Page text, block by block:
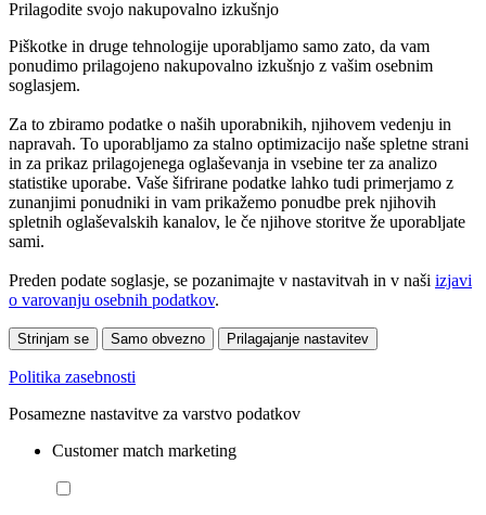
Prilagodite svojo nakupovalno izkušnjo
Piškotke in druge tehnologije uporabljamo samo zato, da vam
ponudimo prilagojeno nakupovalno izkušnjo z vašim osebnim
soglasjem.
Za to zbiramo podatke o naših uporabnikih, njihovem vedenju in
napravah. To uporabljamo za stalno optimizacijo naše spletne strani
in za prikaz prilagojenega oglaševanja in vsebine ter za analizo
statistike uporabe. Vaše šifrirane podatke lahko tudi primerjamo z
zunanjimi ponudniki in vam prikažemo ponudbe prek njihovih
spletnih oglaševalskih kanalov, le če njihove storitve že uporabljate
sami.
Preden podate soglasje, se pozanimajte v nastavitvah in v naši izjavi
o varovanju osebnih podatkov.
Strinjam se Samo obvezno Prilagajanje nastavitev
Politika zasebnosti
Posamezne nastavitve za varstvo podatkov
Customer match marketing